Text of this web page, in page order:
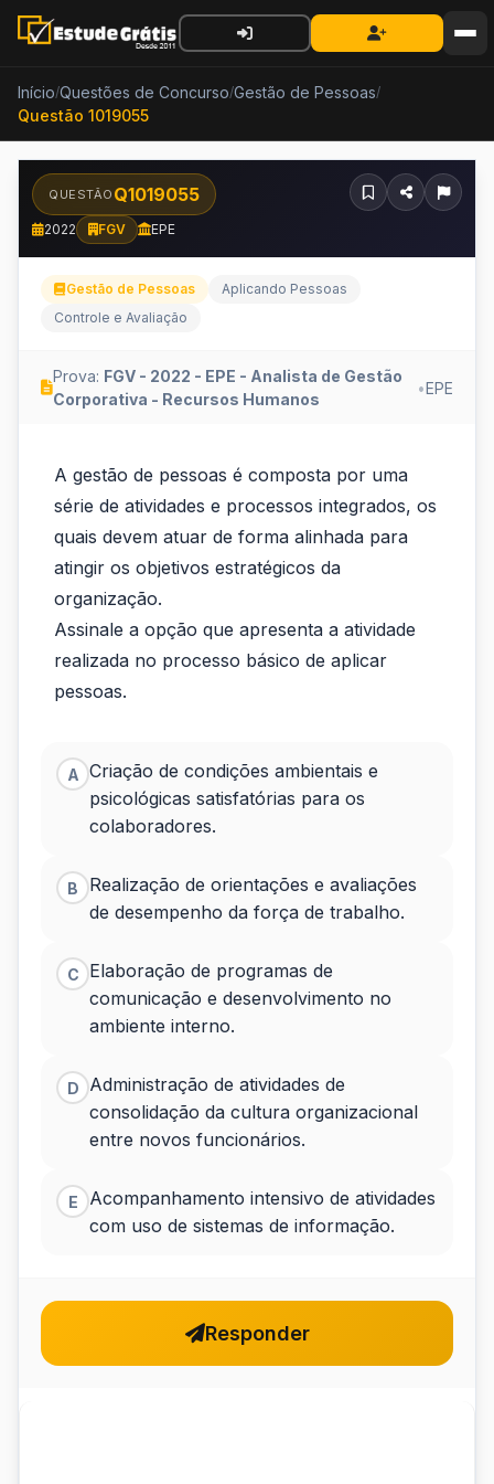
Início/Questões de Concurso/Gestão de Pessoas/
Questão 1019055
QUESTÃO Q1019055
2022 FGV EPE
Gestão de Pessoas
Aplicando Pessoas
Controle e Avaliação
Prova: FGV - 2022 - EPE - Analista de Gestão
Corporativa - Recursos Humanos
•EPE
A
gestão
de
pessoas
composta
por
série
atividad
A gestão de pessoas é composta por uma
série de atividades e processos integrados, os
quais devem atuar de forma alinhada para
atingir os objetivos estratégicos da
organização.
Assinale a opção que apresenta a atividade
realizada no processo básico de aplicar
pessoas.
A Criação de condições ambientais e
psicológicas satisfatórias para os
colaboradores.
B
Realização de orientações e avaliações
de desempenho da força de trabalho.
C
Elaboração de programas de
comunicação e desenvolvimento no
ambiente interno.
D
Administração de atividades de
consolidação da cultura organizacional
entre novos funcionários.
E
Acompanhamento intensivo de atividades
com uso de sistemas de informação.
Responder